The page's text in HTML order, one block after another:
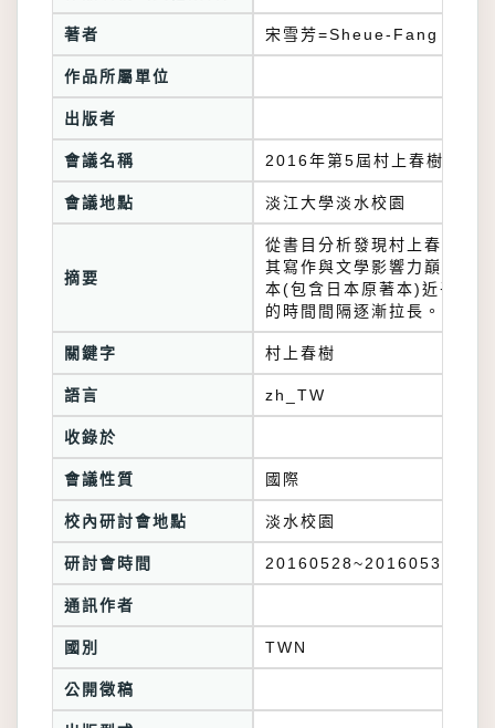
著者 宋雪芳=Sheue-Fang Song
作品所屬單位
出版者
會議名稱 2016年第5屆村上春樹國際
會議地點 淡江大學淡水校園
摘要
從書目分析發現村上春樹的
其寫作與文學影響力巔峰。
本(包含日本原著本)近乎
的時間間隔逐漸拉長。
關鍵字 村上春樹
語言 zh_TW
收錄於
會議性質 國際
校內研討會地點 淡水校園
研討會時間 20160528~20160530
通訊作者
國別 TWN
公開徵稿